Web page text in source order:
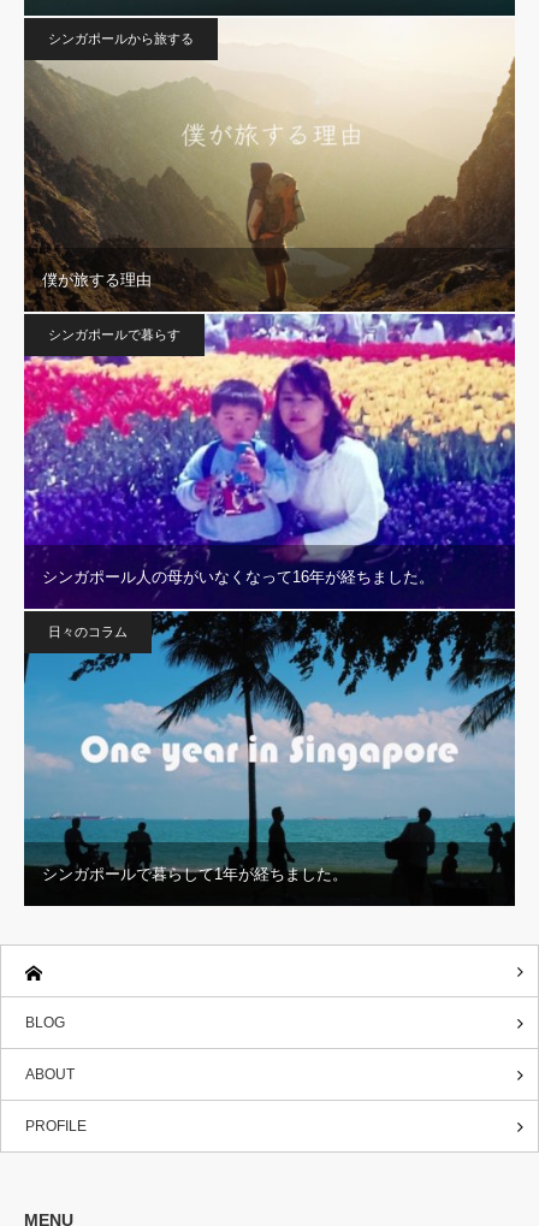
シンガポールから旅する
僕が旅する理由
シンガポールで暮らす
シンガポール人の母がいなくなって16年が経ちました。
日々のコラム
シンガポールで暮らして1年が経ちました。
BLOG
ABOUT
PROFILE
MENU